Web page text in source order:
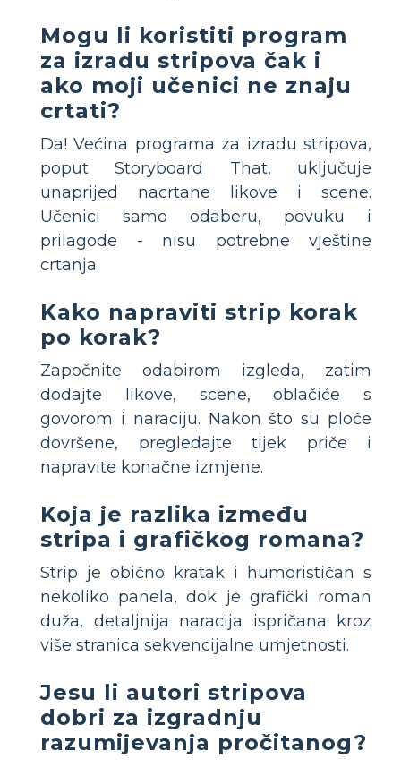
Mogu li koristiti program
za izradu stripova čak i
ako moji učenici ne znaju
crtati?
Da! Većina programa za izradu stripova,
poput Storyboard That, uključuje
unaprijed nacrtane likove i scene.
Učenici samo odaberu, povuku i
prilagode - nisu potrebne vještine
crtanja.
Kako napraviti strip korak
po korak?
Započnite odabirom izgleda, zatim
dodajte likove, scene, oblačiće s
govorom i naraciju. Nakon što su ploče
dovršene, pregledajte tijek priče i
napravite konačne izmjene.
Koja je razlika između
stripa i grafičkog romana?
Strip je obično kratak i humorističan s
nekoliko panela, dok je grafički roman
duža, detaljnija naracija ispričana kroz
više stranica sekvencijalne umjetnosti.
Jesu li autori stripova
dobri za izgradnju
razumijevanja pročitanog?